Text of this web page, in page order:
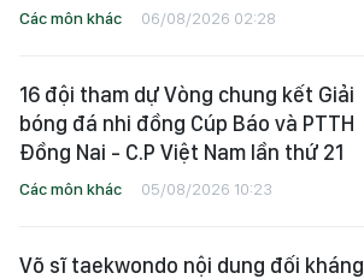
Các môn khác 06/08/2026 02:28
16 đội tham dự Vòng chung kết Giải
bóng đá nhi đồng Cúp Báo và PTTH
Đồng Nai - C.P Việt Nam lần thứ 21
Các môn khác 05/08/2026 10:23
Võ sĩ taekwondo nội dung đối kháng